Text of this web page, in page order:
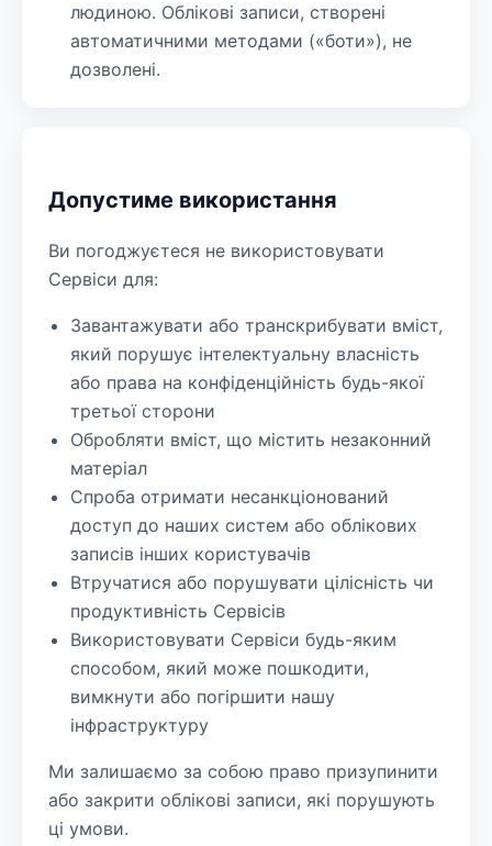
людиною. Облікові записи, створені
автоматичними методами («боти»), не
дозволені.
Допустиме використання
Ви погоджуєтеся не використовувати
Сервіси для:
Завантажувати або транскрибувати вміст,
який порушує інтелектуальну власність
або права на конфіденційність будь-якої
третьої сторони
Обробляти вміст, що містить незаконний
матеріал
Спроба отримати несанкціонований
доступ до наших систем або облікових
записів інших користувачів
Втручатися або порушувати цілісність чи
продуктивність Сервісів
Використовувати Сервіси будь-яким
способом, який може пошкодити,
вимкнути або погіршити нашу
інфраструктуру
Ми залишаємо за собою право призупинити
або закрити облікові записи, які порушують
ці умови.